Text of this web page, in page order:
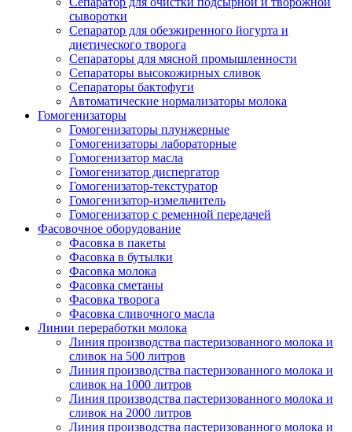
сыворотки
Сепаратор для обезжиренного йогурта и
диетического творога
Сепараторы для мясной промышленности
Сепараторы высокожирных сливок
Сепараторы бактофуги
Автоматические нормализаторы молока
Гомогенизаторы
Гомогенизаторы плунжерные
Гомогенизаторы лабораторные
Гомогенизатор масла
Гомогенизатор диспергатор
Гомогенизатор-текстуратор
Гомогенизатор-измельчитель
Гомогенизатор с ременной передачей
Фасовочное оборудование
Фасовка в пакеты
Фасовка в бутылки
Фасовка молока
Фасовка сметаны
Фасовка творога
Фасовка сливочного масла
Линии переработки молока
Линия производства пастеризованного молока и
сливок на 500 литров
Линия производства пастеризованного молока и
сливок на 1000 литров
Линия производства пастеризованного молока и
сливок на 2000 литров
Линия производства пастеризованного молока и